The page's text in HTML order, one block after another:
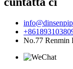
No.77 Renmin